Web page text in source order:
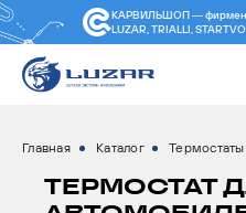
КАРВИЛЬШОП —
LUZAR, TRIALLI,
Главная Каталог Термостаты
ТЕРМОСТАТ